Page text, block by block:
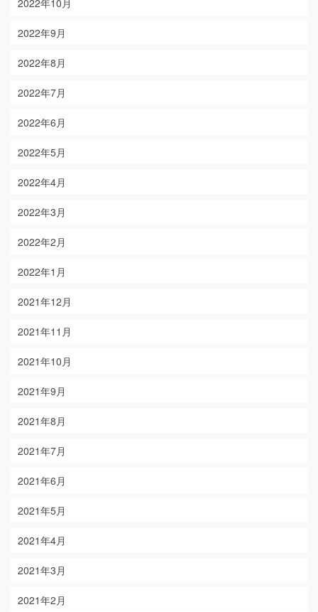
2022年10月
2022年9月
2022年8月
2022年7月
2022年6月
2022年5月
2022年4月
2022年3月
2022年2月
2022年1月
2021年12月
2021年11月
2021年10月
2021年9月
2021年8月
2021年7月
2021年6月
2021年5月
2021年4月
2021年3月
2021年2月